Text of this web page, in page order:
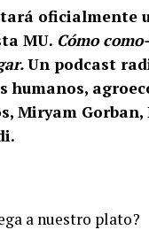
oficialmente
MU. Cómo
Un podcast
humanos,
Miryam
a nuestro plato?